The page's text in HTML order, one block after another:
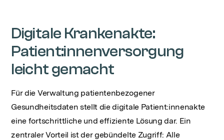
Digitale Krankenakte:
Patient:innenversorgung
leicht gemacht
Für die Verwaltung patientenbezogener
Gesundheitsdaten stellt die digitale Patient:innenakte
eine fortschrittliche und effiziente Lösung dar. Ein
zentraler Vorteil ist der gebündelte Zugriff: Alle